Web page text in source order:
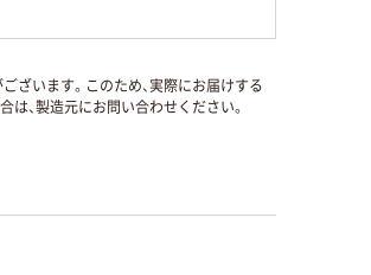
ざいます。このため、実際にお届けする
、製造元にお問い合わせください。